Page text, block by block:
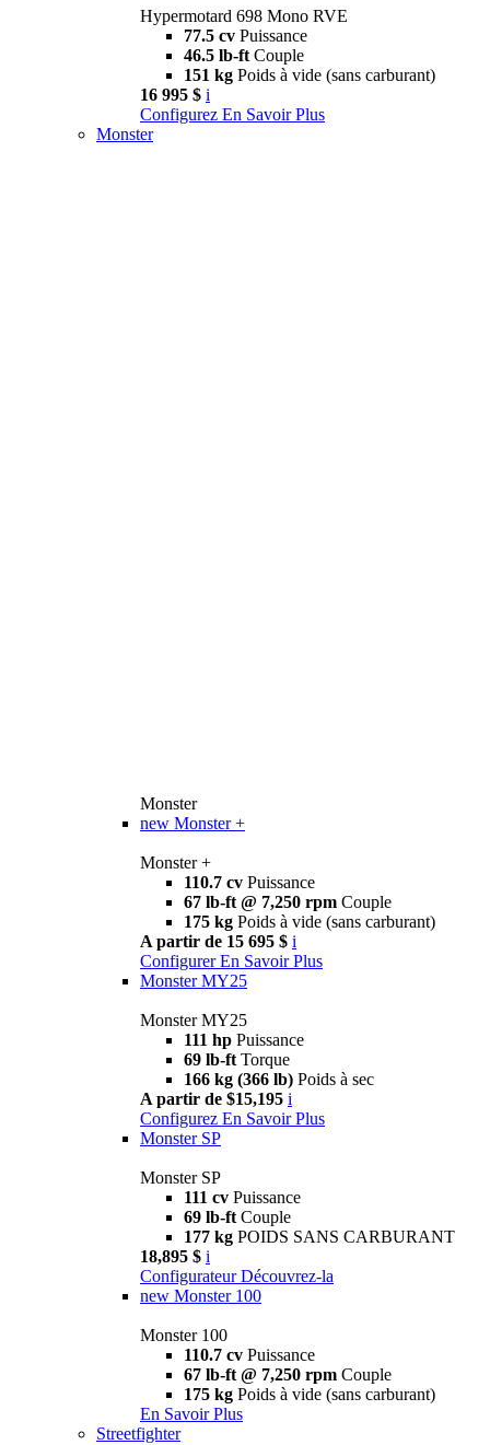
Hypermotard 698 Mono RVE
77.5 cv Puissance
46.5 lb-ft Couple
151 kg Poids à vide (sans carburant)
16 995 $ i
Configurez En Savoir Plus
Monster
Monster
new Monster +
Monster +
110.7 cv Puissance
67 lb-ft @ 7,250 rpm Couple
175 kg Poids à vide (sans carburant)
A partir de 15 695 $ i
Configurer En Savoir Plus
Monster MY25
Monster MY25
111 hp Puissance
69 lb-ft Torque
166 kg (366 lb) Poids à sec
A partir de $15,195 i
Configurez En Savoir Plus
Monster SP
Monster SP
111 cv Puissance
69 lb-ft Couple
177 kg POIDS SANS CARBURANT
18,895 $ i
Configurateur Découvrez-la
new Monster 100
Monster 100
110.7 cv Puissance
67 lb-ft @ 7,250 rpm Couple
175 kg Poids à vide (sans carburant)
En Savoir Plus
Streetfighter